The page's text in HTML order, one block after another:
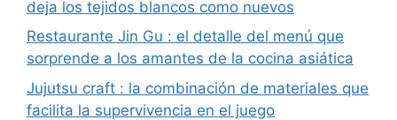
deja los tejidos blancos como nuevos
Restaurante Jin Gu : el detalle del menú que
sorprende a los amantes de la cocina asiática
Jujutsu craft : la combinación de materiales que
facilita la supervivencia en el juego